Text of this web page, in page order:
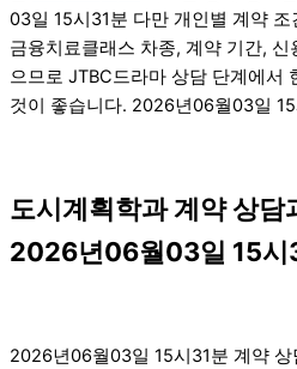
03일 15시31분 다만 개인별 계약
금융치료클래스 차종, 계약 기간,
으므로 JTBC드라마 상담 단계에서
것이 좋습니다. 2026년06월03일
도시계획학과 계약 상담
2026년06월03일 15시
2026년06월03일 15시31분 계약